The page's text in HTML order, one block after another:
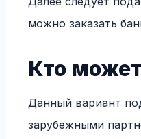
можно заказать
Кто
Данный вариант
зарубежными